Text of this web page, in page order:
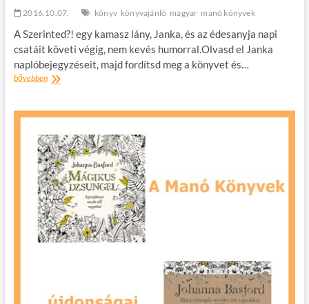
2016.10.07. könyv könyvajánló magyar manó könyvek
A Szerinted?! egy kamasz lány, Janka, és az édesanyja napi
csatáit követi végig, nem kevés humorral.Olvasd el Janka
naplóbejegyzéseit, majd fordítsd meg a könyvet és…
bővebbenFiala
–
különleges
könyv
kamaszoknak